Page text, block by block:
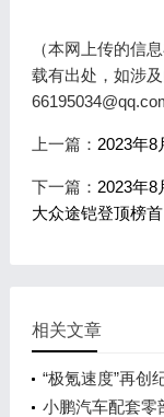
（本网上传的信
载有出处，如涉
上一篇： 2023年8
下一篇： 2023年8
大众途铠登顶榜首
相关文章
“极氪速度”再创
小鹏汽车配套零